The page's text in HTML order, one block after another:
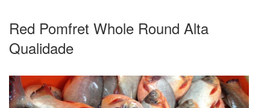
Red Pomfret Whole Round Alta
Qualidade